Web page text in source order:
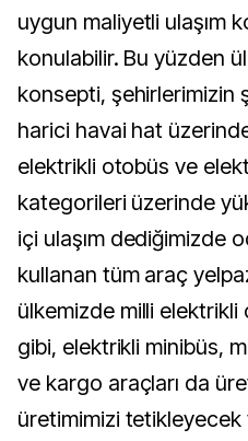
uygun maliyetli ulaşım
konulabilir. Bu yüzden
konsepti, şehirlerimizin
harici havai hat
elektrikli otobüs ve
kategorileri üzerinde
içi ulaşım dediğimizde
kullanan tüm araç
ülkemizde milli
gibi, elektrikli minibüs,
ve kargo araçları da
üretimimizi